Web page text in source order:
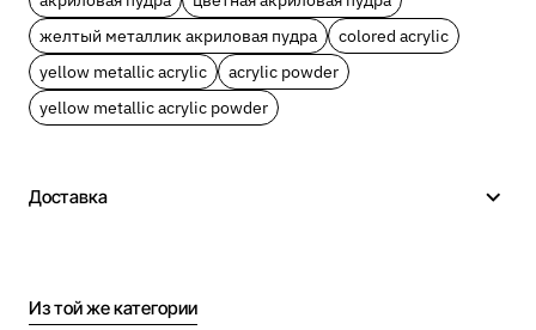
гр.
Цветной акрил ARTEX идеально подходит для
плоскостной и объемной лепки, тонирования и
однотонного моделирования. Каждый тон можно
акриловая пудра мелкодисперсная, максимально
желтый металлик акриловая пудра
colored acrylic
yellow metallic acrylic
acrylic powder
yellow metallic acrylic powder
Доставка
Из той же категории